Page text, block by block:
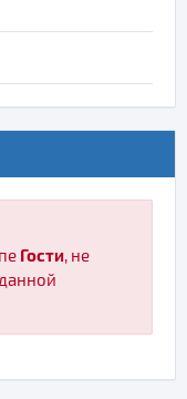
Гости, не